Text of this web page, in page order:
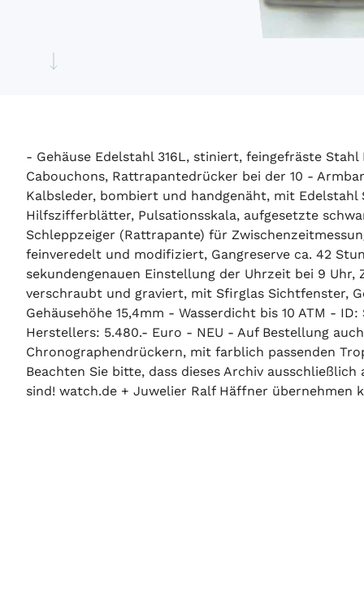
- Gehäuse Edelstahl 316L, stiniert, feingefräste
Cabouchons, Rattrapantedrücker bei der 10 -
Kalbsleder, bombiert und handgenäht, mit
Hilfszifferblätter, Pulsationsskala, aufgesetzte
Schleppzeiger (Rattrapante) für
feinveredelt und modifiziert, Gangreserve ca. 42
sekundengenauen Einstellung der Uhrzeit bei 9
verschraubt und graviert, mit Sfirglas Sichtfenster,
Gehäusehöhe 15,4mm - Wasserdicht bis 10 ATM -
Herstellers: 5.480.- Euro - NEU - Auf Bestellung
Chronographendrückern, mit farblich passenden
Beachten Sie bitte, dass dieses Archiv
sind! watch.de + Juwelier Ralf Häffner übernehmen